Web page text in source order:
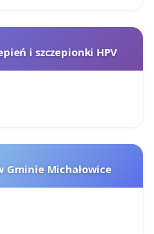
i szczepionki HPV
Gminie Michałowice